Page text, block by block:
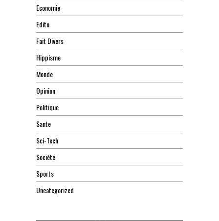
Economie
Edito
Fait Divers
Hippisme
Monde
Opinion
Politique
Sante
Sci-Tech
Société
Sports
Uncategorized